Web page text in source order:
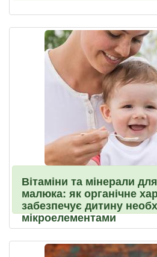
Вітаміни та мінерали
малюка: як органічне
забезпечує дитину
мікроелементами